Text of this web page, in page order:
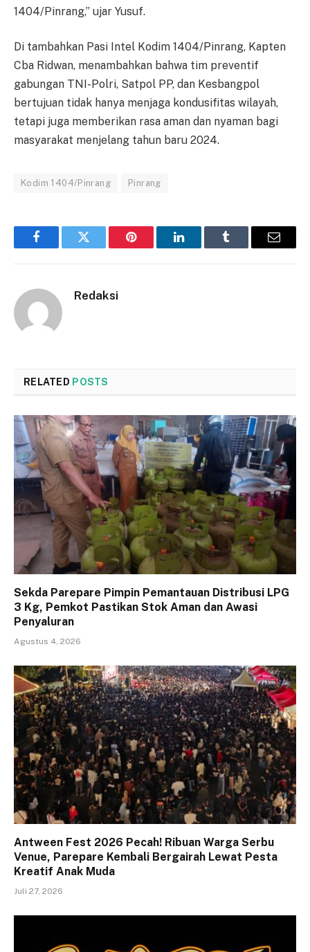
1404/Pinrang,” ujar Yusuf.
Di tambahkan Pasi Intel Kodim 1404/Pinrang, Kapten
Cba Ridwan, menambahkan bahwa tim preventif
gabungan TNI-Polri, Satpol PP, dan Kesbangpol
bertujuan tidak hanya menjaga kondusifitas wilayah,
tetapi juga memberikan rasa aman dan nyaman bagi
masyarakat menjelang tahun baru 2024.
Kodim 1404/Pinrang Pinrang
FacebookTwitter Pinterest LinkedInTumblr Email
Redaksi
RELATED POSTS
Sekda Parepare Pimpin Pemantauan Distribusi LPG
3 Kg, Pemkot Pastikan Stok Aman dan Awasi
Penyaluran
Agustus 4, 2026
Antween Fest 2026 Pecah! Ribuan Warga Serbu
Venue, Parepare Kembali Bergairah Lewat Pesta
Kreatif Anak Muda
Juli 27, 2026